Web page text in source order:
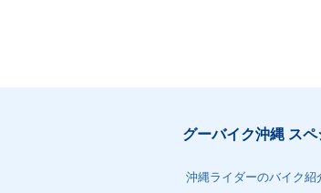
グーバイク沖縄 ス
沖縄ライダーのバイク紹